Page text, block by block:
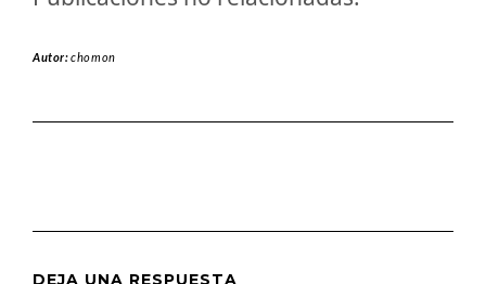
Autor:chomon
DEJA UNA RESPUESTA